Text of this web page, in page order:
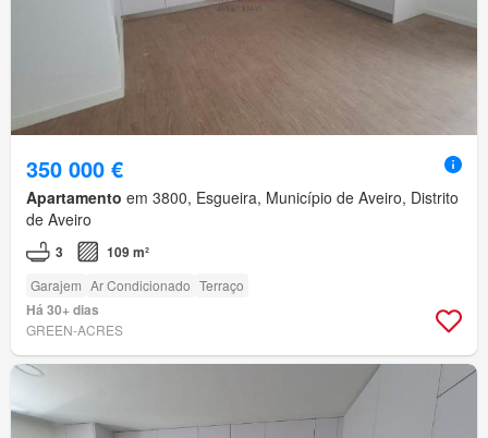
350 000 €
Apartamento em 3800, Esgueira, Município de Aveiro, Distrito
de Aveiro
3 109 m²
Garajem Ar Condicionado Terraço
Há 30+ dias
GREEN-ACRES